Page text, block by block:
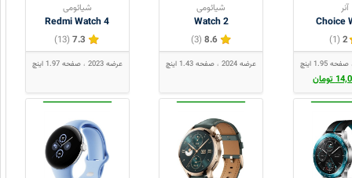
آنر
Choice
2
(1)
صفحه 1.95 اینچ
شیائومی
Watch 2
8.6
(3)
عرضه 2024 صفحه 1.43 اینچ
شیائومی
Redmi Watch 4
7.3
(13)
عرضه 2023 صفحه 1.97 اینچ